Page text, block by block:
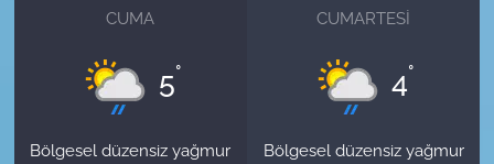
CUMA
5°
Bölgesel düzensiz yağmur
CUMARTESI
4°
Bölgesel düzensiz yağmur